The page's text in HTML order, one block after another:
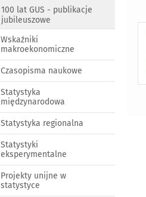
100 lat GUS - publikacje
jubileuszowe
Wskaźniki
makroekonomiczne
Czasopisma naukowe
Statystyka
międzynarodowa
Statystyka regionalna
Statystyki
eksperymentalne
Projekty unijne w
statystyce